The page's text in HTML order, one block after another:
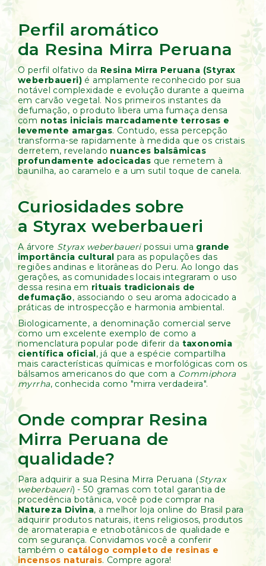
Perfil aromático
da Resina Mirra Peruana
O perfil olfativo da Resina Mirra Peruana (Styrax
weberbaueri) é amplamente reconhecido por sua
notável complexidade e evolução durante a queima
em carvão vegetal. Nos primeiros instantes da
defumação, o produto libera uma fumaça densa
com notas iniciais marcadamente terrosas e
levemente amargas. Contudo, essa percepção
transforma-se rapidamente à medida que os cristais
derretem, revelando nuances balsâmicas
profundamente adocicadas que remetem à
baunilha, ao caramelo e a um sutil toque de canela.
Curiosidades sobre
a Styrax weberbaueri
A árvore Styrax weberbaueripossui uma grande
importância cultural para as populações das
regiões andinas e litorâneas do Peru. Ao longo das
gerações, as comunidades locais integraram o uso
dessa resina em rituais tradicionais de
defumação, associando o seu aroma adocicado a
práticas de introspecção e harmonia ambiental.
Biologicamente, a denominação comercial serve
como um excelente exemplo de como a
nomenclatura popular pode diferir da taxonomia
científica oficial, já que a espécie compartilha
mais características químicas e morfológicas com os
bálsamos americanos do que com a Commiphora
myrrha, conhecida como "mirra verdadeira".
Onde comprar Resina
Mirra Peruana de
qualidade?
Para adquirir a sua Resina Mirra Peruana (Styrax
weberbaueri) - 50 gramas com total garantia de
procedência botânica, você pode comprar na
Natureza Divina, a melhor loja online do Brasil para
adquirir produtos naturais, itens religiosos, produtos
de aromaterapia e etnobotânicos de qualidade e
com segurança. Convidamos você a conferir
também o catálogo completo de resinas e
incensos naturais. Compre agora!